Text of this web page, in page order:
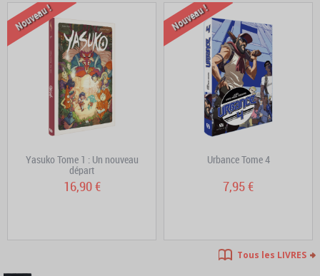
Nouveau !
Yasuko Tome 1 : Un nouveau
départ
16,90 €
Nouveau !
Urbance Tome 4
7,95 €
Tous les LIVRES